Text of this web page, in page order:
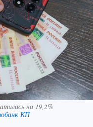
на 19,2%
КП